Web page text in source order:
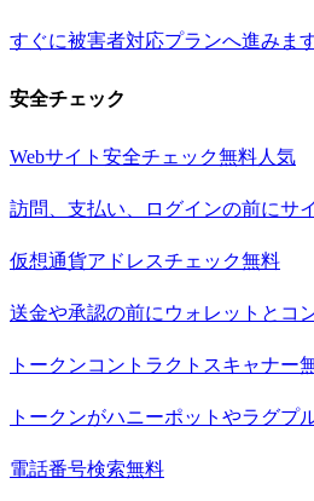
すぐに被害者対応プランへ進みます
安全チェック
Webサイト安全チェック無料人気
訪問、支払い、ログインの前にサ
仮想通貨アドレスチェック無料
送金や承認の前にウォレットとコ
トークンコントラクトスキャナー
トークンがハニーポットやラグプ
電話番号検索無料